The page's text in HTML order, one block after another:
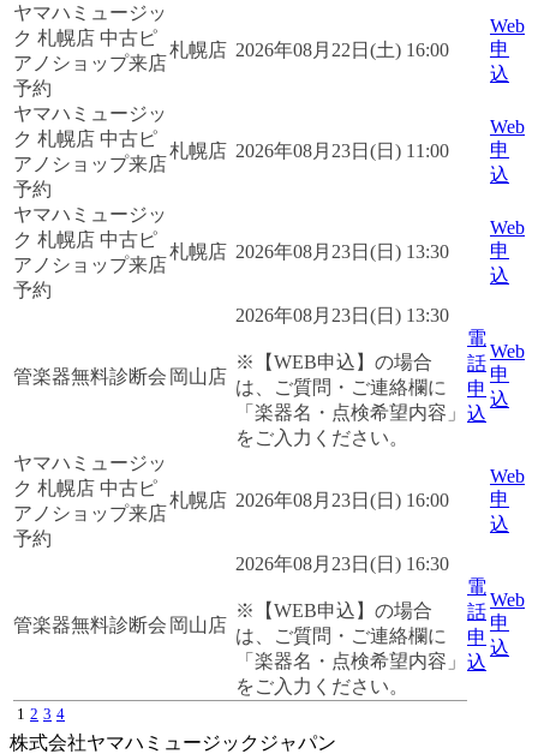
ヤマハミュージッ
ク 札幌店 中古ピ
アノショップ来店
予約
札幌店 2026年08月22日(土) 16:00
Web
申
込
ヤマハミュージッ
ク 札幌店 中古ピ
アノショップ来店
予約
札幌店 2026年08月23日(日) 11:00
Web
申
込
ヤマハミュージッ
ク 札幌店 中古ピ
アノショップ来店
予約
札幌店 2026年08月23日(日) 13:30
Web
申
込
管楽器無料診断会 岡山店
2026年08月23日(日) 13:30
※【WEB申込】の場合
は、ご質問・ご連絡欄に
「楽器名・点検希望内容」
をご入力ください。
電
話
申
込
Web
申
込
ヤマハミュージッ
ク 札幌店 中古ピ
アノショップ来店
予約
札幌店 2026年08月23日(日) 16:00
Web
申
込
管楽器無料診断会 岡山店
2026年08月23日(日) 16:30
※【WEB申込】の場合
は、ご質問・ご連絡欄に
「楽器名・点検希望内容」
をご入力ください。
電
話
申
込
Web
申
込
1 2 3 4
株式会社ヤマハミュージックジャパン